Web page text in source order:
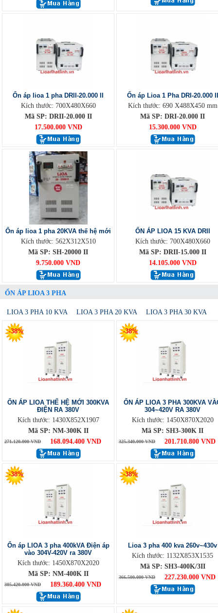
Ổn áp lioa 1 pha DRII-20.000 II
Kích thước: 700X480X660
Mã SP: DRII-20.000 II
17.500.000 VND
Ổn áp Lioa 1 Pha DRI-20.000 II
Kích thước: 690 X488X450 mm
Mã SP: DRI-20.000 II
15.300.000 VND
Ổn áp lioa 1 pha 20KVA thế hệ mới
Kích thước: 562X312X510
Mã SP: SH-20000 II
9.750.000 VND
ỔN ÁP LIOA 15 KVA DRII
Kích thước: 700X480X660
Mã SP: DRII-15.000 II
14.105.000 VND
ỔN ÁP LIOA 3 PHA
LIOA 3 PHA 10 KVA LIOA 3 PHA 20 KVA LIOA 3 PHA 30 KVA
-38%
ỔN ÁP LIOA THẾ HỆ MỚI 300KVA
ĐIỆN RA 380V
Kích thước: 1430X852X1907
Mã SP: NM-300K II
271.120.000 VND 168.094.400 VND
-38%
ỔN ÁP LIOA 3 PHA 300KVA
304~420V RA 380V
Kích thước: 1450X870X2020
Mã SP: SH3-300K II
325.340.000 VND 201.710.800 VND
-38%
Ổn áp LIOA 3 pha 400kVA Điện áp
vào 304V-420V ra 380V
Kích thước: 1450X870X2020
Mã SP: NM-400K II
305.420.000 VND 189.360.400 VND
-38%
Lioa 3 pha 400 kva 260v~430v
Kích thước: 1132X853X1535
Mã SP: SH3-400K/3II
366.500.000 VND 227.230.000 VND